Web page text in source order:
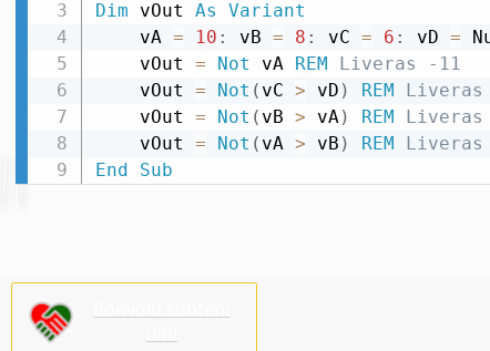
Dim vOut As
Variant
    vA
= 10 : vB = 8 : vC = 6 : vD =
    vOut
= Not vA REM Liveras -11
    vOut
= Not ( vC > vD ) REM Liveras
    vOut
= Not ( vB > vA ) REM Liveras
    vOut
= Not ( vA > vB ) REM Liveras
End
Sub